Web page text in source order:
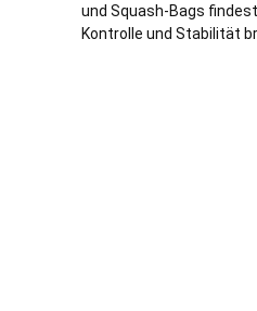
und Squash-Bags
Kontrolle und Stabilität